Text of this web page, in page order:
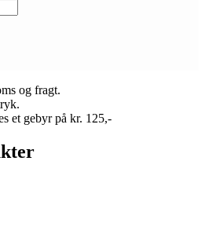
og fragt.
et gebyr på kr. 125,-